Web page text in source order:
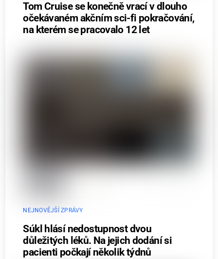
Tom Cruise se konečně vrací v dlouho
očekávaném akčním sci-fi pokračování,
na kterém se pracovalo 12 let
NEJNOVĚJŠÍ ZPRÁVY
Súkl hlásí nedostupnost dvou
důležitých léků. Na jejich dodání si
pacienti počkají několik týdnů